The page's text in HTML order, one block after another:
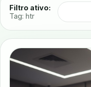
Filtro ativo:
Tag: htr